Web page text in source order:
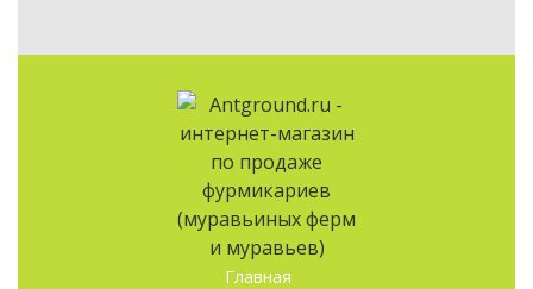
Главная